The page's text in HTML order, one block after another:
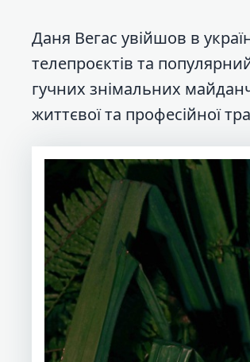
Даня Вегас увійшов в
телепроєктів та
гучних знімальних
життєвої та професійної